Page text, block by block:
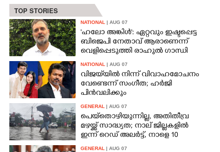
ZOOM
CONTACT US
TOP STORIES
NATIONAL | AUG 07
'ഹലോ അങ്കിൾ': ഏറ്റവും ഇഷ്ടപ്പെട്ട
ബിജെപി നേതാവ് ആരാണെന്ന്
വെളിപ്പെടുത്തി രാഹുൽ ഗാന്ധി
NATIONAL | AUG 07
വിജയ്‌യിൽ നിന്ന് വിവാഹമോചനം
വേണ്ടെന്ന് സംഗീത; ഹർജി
പിൻവലിക്കും
GENERAL | AUG 07
പെയ്തൊഴിയുന്നില്ല, അതിതീവ്ര
മഴയ്ക്ക് സാദ്ധ്യത;​ നാല് ജില്ലകളിൽ
ഇന്ന് റെഡ് അലർട്ട്,​ നാളെ 10
ജില്ലകളിൽ മഞ്ഞ അലർട്ട്
GENERAL | AUG 07